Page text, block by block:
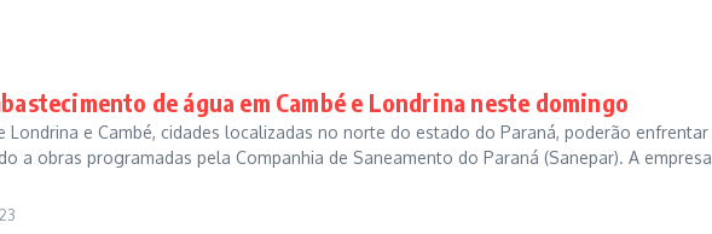
de água em Cambé e Londrina neste domingo
e Cambé, cidades localizadas no norte do estado do Paraná, poderão enfrentar
a obras programadas pela Companhia de Saneamento do Paraná (Sanepar). A empresa